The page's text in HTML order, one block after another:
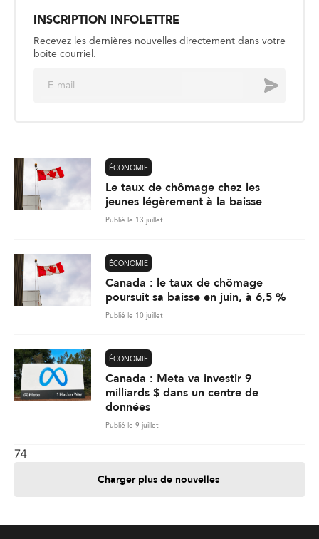
INSCRIPTION INFOLETTRE
Recevez les dernières nouvelles directement dans votre
boite courriel.
Envoyer
ÉCONOMIE
Le taux de chômage chez les
jeunes légèrement à la baisse
Publié le 13 juillet
ÉCONOMIE
Canada : le taux de chômage
poursuit sa baisse en juin, à 6,5 %
Publié le 10 juillet
ÉCONOMIE
Canada : Meta va investir 9
milliards $ dans un centre de
données
Publié le 9 juillet
74
Charger plus de nouvelles